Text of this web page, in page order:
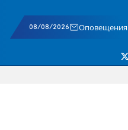
08/08/2026 Оповещения